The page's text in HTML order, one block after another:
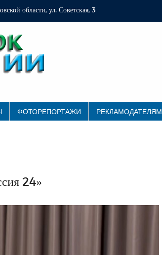
области, ул. Советская, 3
ФОТОРЕПОРТАЖИ РЕКЛАМОДАТЕЛЯМ
24»